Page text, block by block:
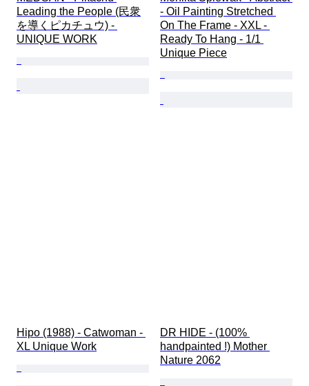
Leading the People (民衆
を導くピカチュウ) -
UNIQUE WORK
- Oil Painting Stretched
On The Frame - XXL -
Ready To Hang - 1/1
Unique Piece
Hipo (1988) - Catwoman -
XL Unique Work
DR HIDE - (100%
handpainted !) Mother
Nature 2062